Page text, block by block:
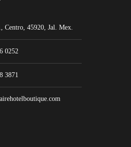
Centro, 45920, Jal. Mex.
0252
3871